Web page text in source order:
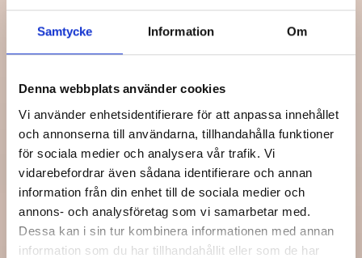
Samtycke Information Om
Denna webbplats använder cookies
Vi använder enhetsidentifierare för att anpassa innehållet
och annonserna till användarna, tillhandahålla funktioner
för sociala medier och analysera vår trafik. Vi
vidarebefordrar även sådana identifierare och annan
information från din enhet till de sociala medier och
annons- och analysföretag som vi samarbetar med.
Dessa kan i sin tur kombinera informationen med annan
information som du har tillhandahållit eller som de har